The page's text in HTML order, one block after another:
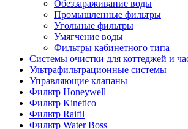
Обеззараживание воды
Промышленные фильтры
Угольные фильтры
Умягчение воды
Фильтры кабинетного типа
Системы очистки для коттеджей и
Ультрафильтрационные системы
Управляющие клапаны
Фильтр Honeywell
Фильтр Kinetico
Фильтр Raifil
Фильтр Water Boss